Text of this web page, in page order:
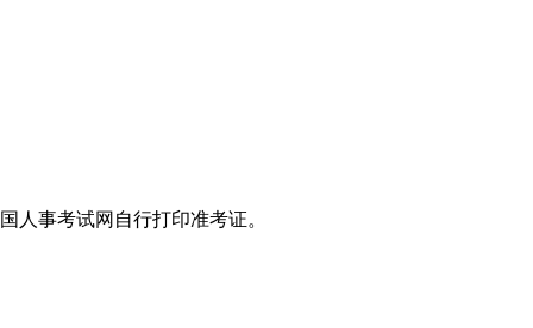
事考试网自行打印准考证。